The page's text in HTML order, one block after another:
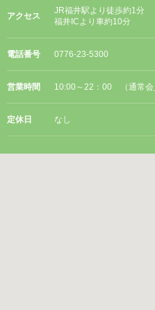
アクセス
JR福井駅より徒歩約1分
福井ICより車約10分
電話番号 0776-23-5300
営業時間 10:00～22：00 （通常会
定休日 なし